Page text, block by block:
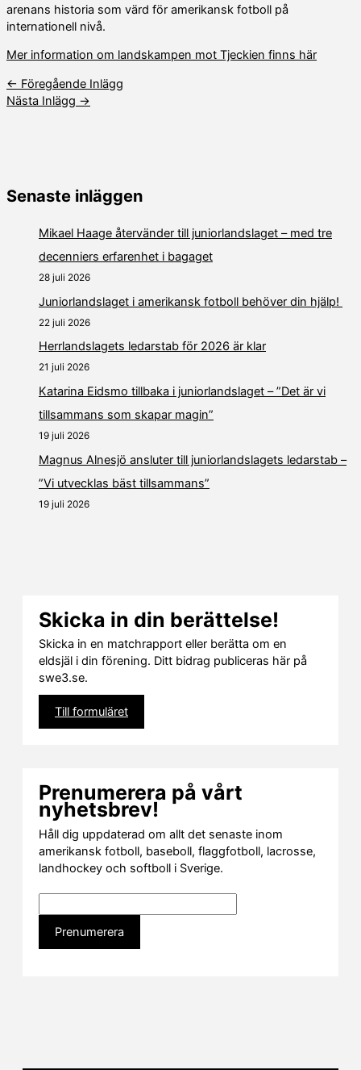
arenans historia som värd för amerikansk fotboll på
internationell nivå.
Mer information om landskampen mot Tjeckien finns här
← Föregående Inlägg
Nästa Inlägg →
Senaste inläggen
Mikael Haage återvänder till juniorlandslaget – med tre
decenniers erfarenhet i bagaget
28 juli 2026
Juniorlandslaget i amerikansk fotboll behöver din hjälp!
22 juli 2026
Herrlandslagets ledarstab för 2026 är klar
21 juli 2026
Katarina Eidsmo tillbaka i juniorlandslaget – ”Det är vi
tillsammans som skapar magin”
19 juli 2026
Magnus Alnesjö ansluter till juniorlandslagets ledarstab –
”Vi utvecklas bäst tillsammans”
19 juli 2026
Skicka in din berättelse!
Skicka in en matchrapport eller berätta om en
eldsjäl i din förening. Ditt bidrag publiceras här på
swe3.se.
Till formuläret
Prenumerera på vårt
nyhetsbrev!
Håll dig uppdaterad om allt det senaste inom
amerikansk fotboll, baseboll, flaggfotboll, lacrosse,
landhockey och softboll i Sverige.